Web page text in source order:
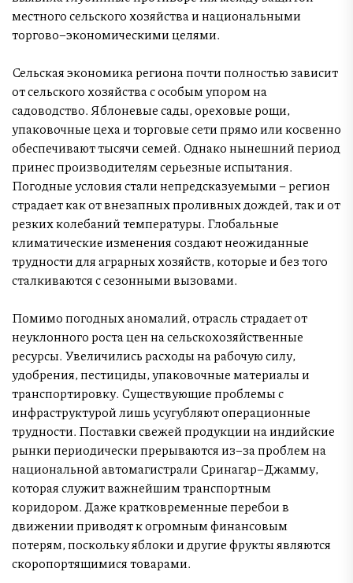
местного сельского хозяйства и национальными
торгово–экономическими целями.
Сельская экономика региона почти полностью зависит
от сельского хозяйства с особым упором на
садоводство. Яблоневые сады, ореховые рощи,
упаковочные цеха и торговые сети прямо или косвенно
обеспечивают тысячи семей. Однако нынешний период
принес производителям серьезные испытания.
Погодные условия стали непредсказуемыми – регион
страдает как от внезапных проливных дождей, так и от
резких колебаний температуры. Глобальные
климатические изменения создают неожиданные
трудности для аграрных хозяйств, которые и без того
сталкиваются с сезонными вызовами.
Помимо погодных аномалий, отрасль страдает от
неуклонного роста цен на сельскохозяйственные
ресурсы. Увеличились расходы на рабочую силу,
удобрения, пестициды, упаковочные материалы и
транспортировку. Существующие проблемы с
инфраструктурой лишь усугубляют операционные
трудности. Поставки свежей продукции на индийские
рынки периодически прерываются из–за проблем на
национальной автомагистрали Сринагар–Джамму,
которая служит важнейшим транспортным
коридором. Даже кратковременные перебои в
движении приводят к огромным финансовым
потерям, поскольку яблоки и другие фрукты являются
скоропортящимися товарами.